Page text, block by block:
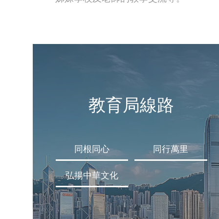
教育局線路
同根同心 同行萬里
弘揚中華文化